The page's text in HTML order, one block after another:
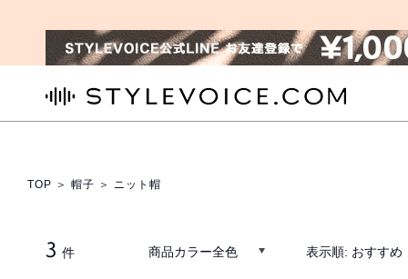
TOP ＞ 帽子 ＞ ニット帽
3 件 商品カラー全色 表示順: おすすめ